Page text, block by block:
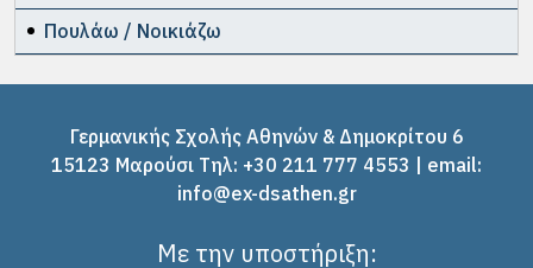
Πουλάω / Νοικιάζω
Γερμανικής Σχολής Αθηνών & Δημοκρίτου 6
15123 Μαρούσι Tηλ: +30 211 777 4553 | email:
info@ex-dsathen.gr
Με την υποστήριξη: